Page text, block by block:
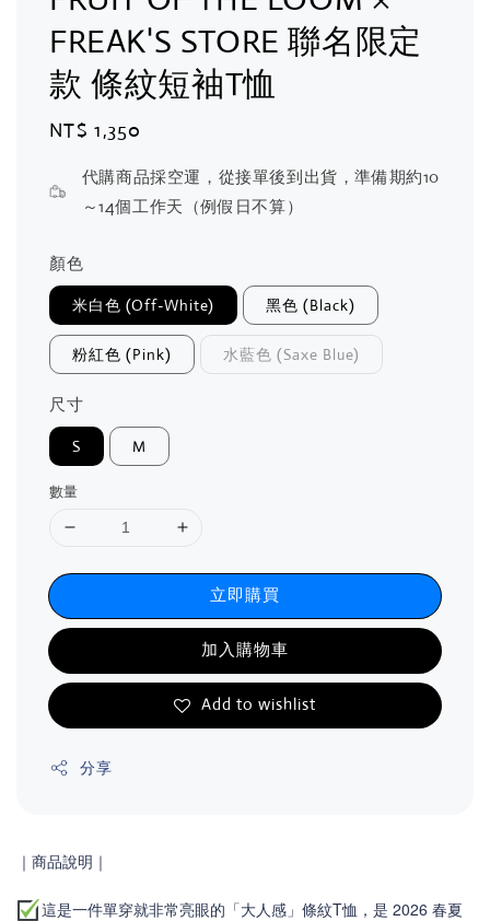
FREAK'S STORE 聯名限定
款 條紋短袖T恤
Regular
NT$ 1,350
代購商品採空運，從接單後到出貨，準備期約10
～14個工作天（例假日不算）
顏色
米白色 (Off-White) 黑色 (Black)
粉紅色 (Pink) 水藍色 (Saxe Blue)
尺寸
S M
數量
立即購買
加入購物車
Add to wishlist
分享
｜商品說明｜
這是一件單穿就非常亮眼的「大人感」條紋T恤，是 2026 春夏